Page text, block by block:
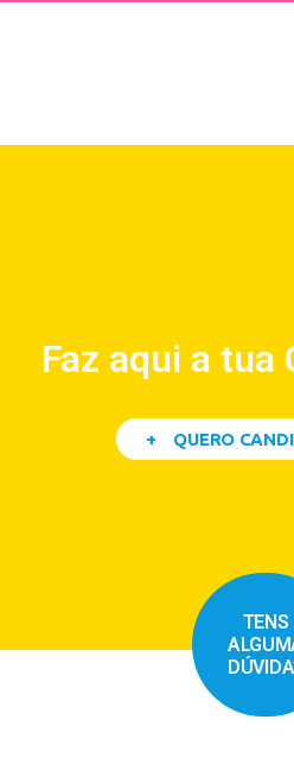
Faz aqui a tua
+ QUERO
TENS